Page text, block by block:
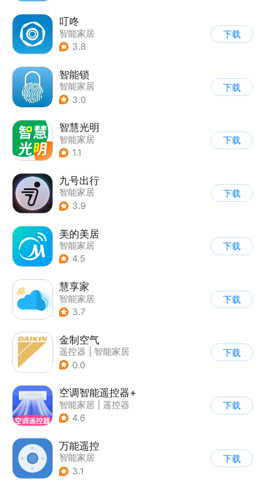
叮咚
智能家居
3.8
下载
智能锁
智能家居
3.0
下载
智慧光明
智能家居
1.1
下载
九号出行
智能家居
3.9
下载
美的美居
智能家居
4.5
下载
慧享家
智能家居
3.7
下载
金制空气
遥控器
智能家居
| 家居装修
0.0
下载
空调智能遥控器+
智能家居
遥控器
4.6
下载
万能遥控
智能家居
3.1
下载